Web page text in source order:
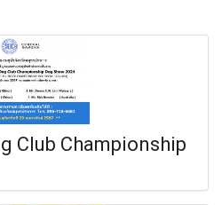
Club Championship